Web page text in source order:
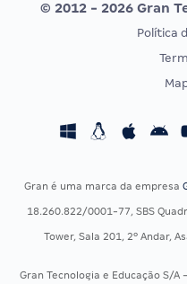
CONCURSOS POR PROFISSÃO
Concursos Fiscais
Concursos Saúde
© 2012 - 2026 Gran
Política
Gran é uma marca da empresa
18.260.822/0001-77, SBS
Tower, Sala 201, 2º Andar,
Gran Tecnologia e Educação S/